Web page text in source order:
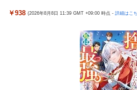
【画像】NHK 久保田祐佳アナ、ブラタ
【徹底議論】「日本をダメにした総理
【動画】逃げる判断はやっ！埼玉でス
￥938 (2026年8月8日 11:39 GMT +09:00 時点 - 詳細はこ